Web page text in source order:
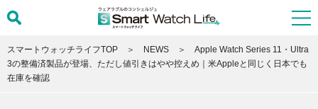
スマートウォッチライフTOP NEWS
Apple Watch Series 11・Ultra
3の整備済製品が登場、ただし値引きはやや控えめ｜米Appleと同じく日本でも
在庫を確認